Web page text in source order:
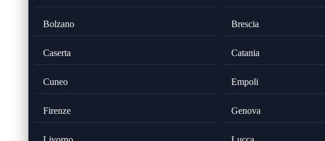
Bolzano Brescia
Caserta Catania
Cuneo Empoli
Firenze Genova